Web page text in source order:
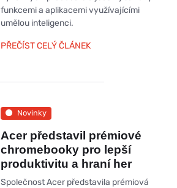
funkcemi a aplikacemi využívajícími
umělou inteligenci.
PŘEČÍST CELÝ ČLÁNEK
Novinky
Acer představil prémiové
chromebooky pro lepší
produktivitu a hraní her
Společnost Acer představila prémiová